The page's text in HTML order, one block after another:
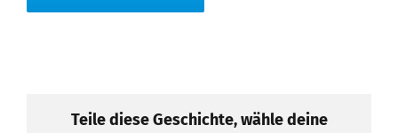
Teile diese Geschichte, wähle deine